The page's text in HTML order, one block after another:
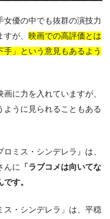
女優の中でも抜群の演技力
が、 映画での高評価とは
」という意見もあるよう
に力を入れていますが、
ように見られることもある
ミス・シンデレラ』は、
んに
「ラブコメは向いてな
す。
ス・シンデレラ」は、平穏